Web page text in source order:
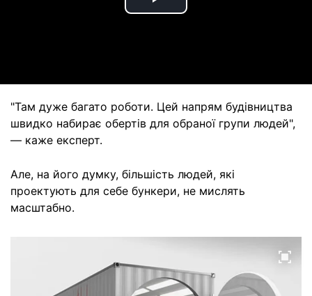
Play
"Там дуже багато роботи. Цей напрям будівництва
швидко набирає обертів для обраної групи людей",
— каже експерт.
Але, на його думку, більшість людей, які
проектують для себе бункери, не мислять
масштабно.